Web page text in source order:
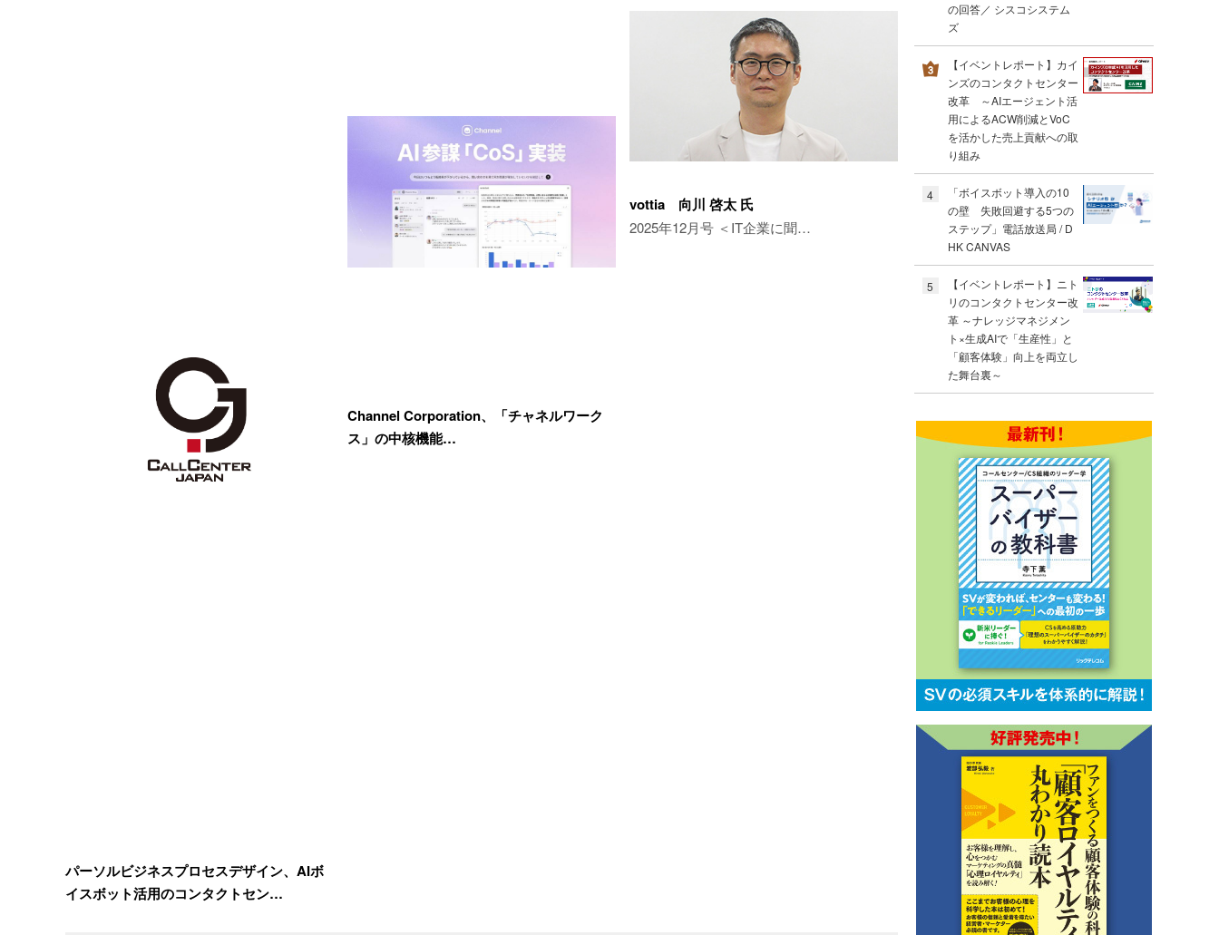
パーソルビジネスプロセスデザイン、AIボ
イスボット活用のコンタクトセン…
Channel Corporation、「チャネルワーク
ス」の中核機能…
vottia 向川 啓太 氏
2025年12月号 ＜IT企業に聞…
の回答／ シスコシステム
ズ
【イベントレポート】カイ
ンズのコンタクトセンター
改革 ～AIエージェント活
用によるACW削減とVoC
を活かした売上貢献への取
り組み
4
「ボイスボット導入の10
の壁 失敗回避する5つの
ステップ」電話放送局 / D
HK CANVAS
5
【イベントレポート】ニト
リのコンタクトセンター改
革 ～ナレッジマネジメン
ト×生成AIで「生産性」と
「顧客体験」向上を両立し
た舞台裏～